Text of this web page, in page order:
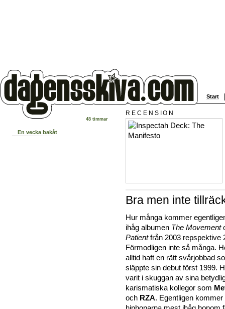
Start
48 timmar
En vecka bakåt
RECENSION
Bra men inte
Hur många kommer
ihåg albumen The Movement
Patientfrån 2003 repspektive
Förmodligen inte så många.
alltid haft en rätt svårjobbad
släppte sin debut först 1999.
varit i skuggan av sina
karismatiska kollegor som
och RZA. Egentligen kommer